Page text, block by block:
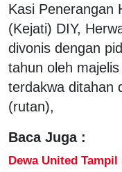
Kasi Penerangan
(Kejati) DIY,
divonis dengan
tahun oleh
terdakwa ditahan
(rutan),
Baca Juga :
Dewa United